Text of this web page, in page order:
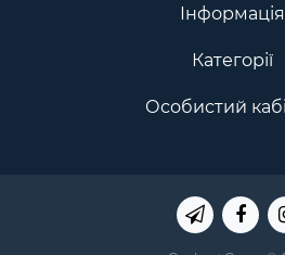
Інформація
Категорії
Особистий